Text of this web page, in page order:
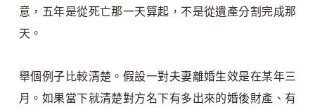
意，五年是從死亡那一天算起，不是從遺產分割完成那
天。
舉個例子比較清楚。假設一對夫妻離婚生效是在某年三
月。如果當下就清楚對方名下有多出來的婚後財產、有